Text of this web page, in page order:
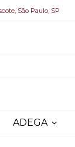
São Paulo, SP
ADEGA